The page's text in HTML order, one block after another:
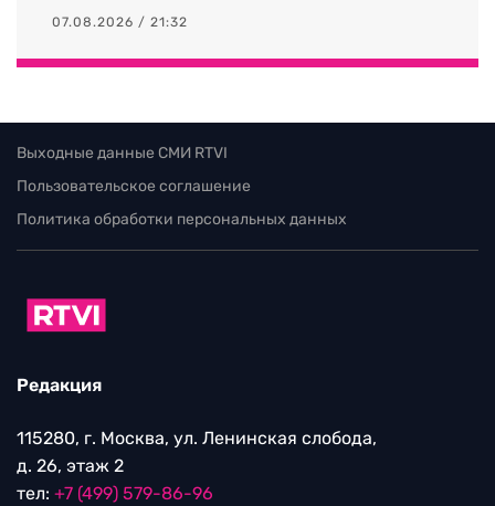
07.08.2026 / 21:32
Выходные данные СМИ RTVI
Пользовательское соглашение
Политика обработки персональных данных
Редакция
115280, г. Москва, ул. Ленинская слобода,
д. 26, этаж 2
тел: +7 (499) 579-86-96